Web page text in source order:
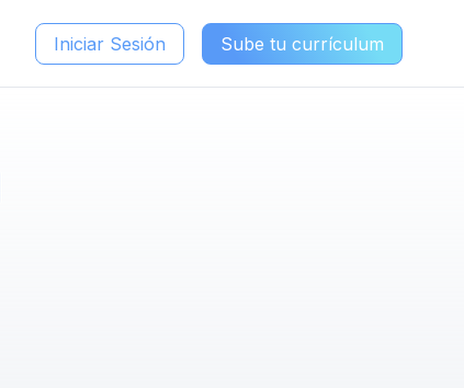
Iniciar Sesión Sube tu currículum